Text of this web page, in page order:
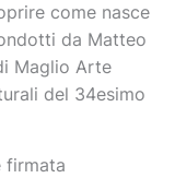
come nasce
da Matteo
Maglio Arte
del 34esimo
firmata